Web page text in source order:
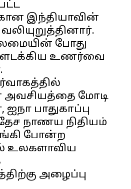
இந்தியாவின்
போது
உணர்வை
அவசியத்தை மோடி
ஐநா பாதுகாப்பு
நாணய நிதியம்
போன்ற
உலகளாவிய
அழைப்பு